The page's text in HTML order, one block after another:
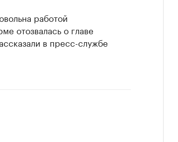
работой
отозвалась о главе
в пресс-службе